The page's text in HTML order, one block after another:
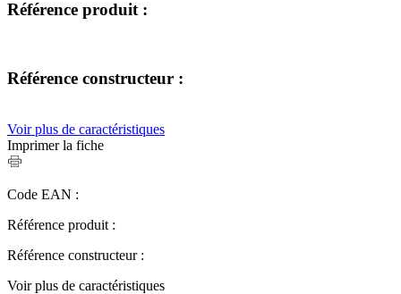
Référence produit :
Référence constructeur :
Voir plus de caractéristiques
Imprimer la fiche
Code EAN :
Référence produit :
Référence constructeur :
Voir plus de caractéristiques